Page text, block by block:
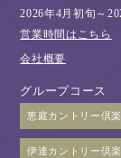
2026年4月初旬～
営業時間はこちら
会社概要
グループコース
恵庭カントリー倶
伊達カントリー倶